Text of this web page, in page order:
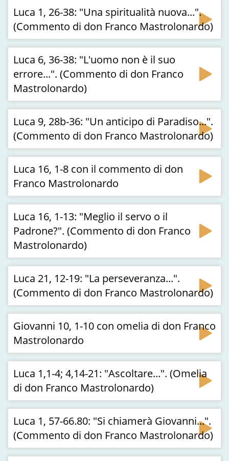
Luca 1, 26-38: "Una spiritualità nuova...".
(Commento di don Franco Mastrolonardo)
Luca 6, 36-38: "L'uomo non è il suo
errore...". (Commento di don Franco
Mastrolonardo)
Luca 9, 28b-36: "Un anticipo di Paradiso...".
(Commento di don Franco Mastrolonardo)
Luca 16, 1-8 con il commento di don
Franco Mastrolonardo
Luca 16, 1-13: "Meglio il servo o il
Padrone?". (Commento di don Franco
Mastrolonardo)
Luca 21, 12-19: "La perseveranza...".
(Commento di don Franco Mastrolonardo)
Giovanni 10, 1-10 con omelia di don Franco
Mastrolonardo
Luca 1,1-4; 4,14-21: "Ascoltare...". (Omelia
di don Franco Mastrolonardo)
Luca 1, 57-66.80: "Si chiamerà Giovanni...".
(Commento di don Franco Mastrolonardo)